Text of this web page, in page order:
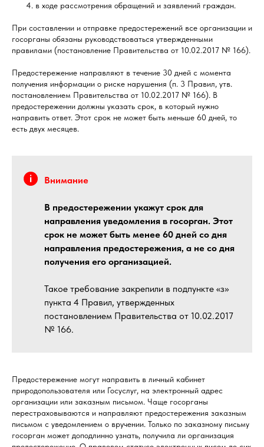
в ходе рассмотрения обращений и заявлений граждан.
При составлении и отправке предостережений все организации и
госорганы обязаны руководствоваться утвержденными
правилами (постановление Правительства от 10.02.2017 № 166).
Предостережение направляют в течение 30 дней с момента
получения информации о риске нарушения (п. 3 Правил, утв.
постановлением Правительства от 10.02.2017 № 166). В
предостережении должны указать срок, в который нужно
направить ответ. Этот срок не может быть меньше 60 дней, то
есть двух месяцев.
Внимание
В предостережении укажут срок для
направления уведомления в госорган. Этот
срок не может быть менее 60 дней со дня
направления предостережения, а не со дня
получения его организацией.
Такое требование закрепили в подпункте «з»
пункта 4 Правил, утвержденных
постановлением Правительства от 10.02.2017
№ 166.
Предостережение могут направить в личный кабинет
природопользователя или Госуслуг, на электронный адрес
организации или заказным письмом. Чаще госорганы
перестраховываются и направляют предостережения заказным
письмом с уведомлением о вручении. Только по заказному письму
госорган может доподлинно узнать, получила ли организация